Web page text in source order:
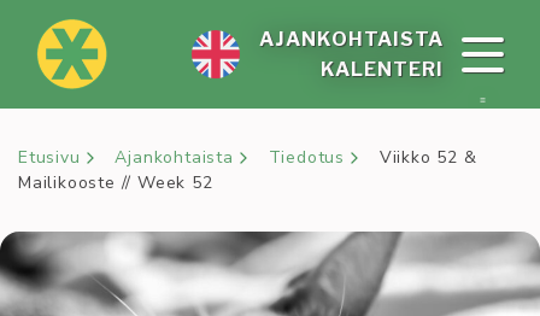
sisältöön
KA­LEN­TE­RI
AJAN­KOH­TAIS­TA
Etusivu Ajankohtaista Tiedotus
Viikko 52 &
Mailikooste // Week 52